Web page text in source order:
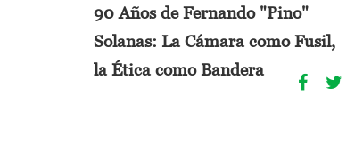
90 Años de Fernando "Pino"
Solanas: La Cámara como Fusil,
la Ética como Bandera